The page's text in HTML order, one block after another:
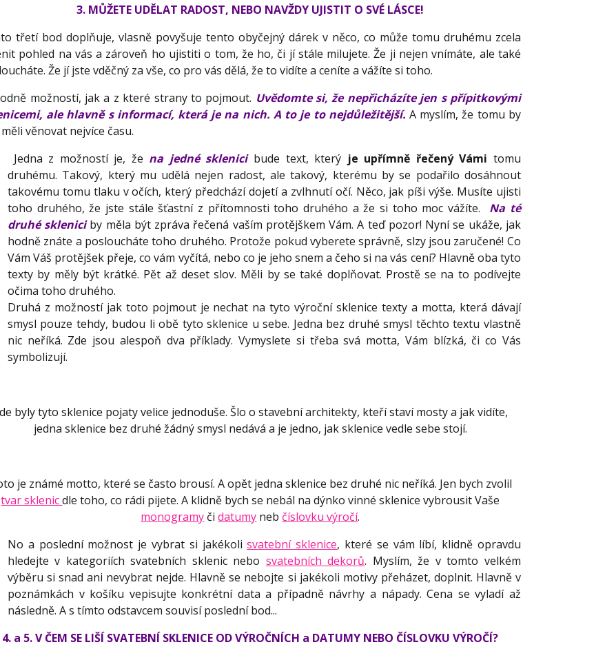
3. MŮŽETE UDĚLAT RADOST, NEBO NAVŽDY UJISTIT O SVÉ LÁSCE!
třetí bod doplňuje, vlasně povyšuje tento obyčejný dárek v něco, co může tomu druhému zcela
pohled na vás a zároveň ho ujistiti o tom, že ho, či jí stále milujete. Že ji nejen vnímáte, ale také
Že jí jste vděčný za vše, co pro vás dělá, že to vidíte a ceníte a vážíte si toho.
možností, jak a z které strany to pojmout. Uvědomte si, že nepřicházíte jen s přípitkovými
ale hlavně s informací, která je na nich. A to je to nejdůležitější. A myslím, že tomu by
věnovat nejvíce času.
Jedna z možností je, že na jedné sklenicibude text, který je upřímně řečený Vámi tomu
druhému. Takový, který mu udělá nejen radost, ale takový, kterému by se podařilo dosáhnout
takovému tomu tlaku v očích, který předchází dojetí a zvlhnutí očí. Něco, jak píši výše. Musíte ujisti
toho druhého, že jste stále šťastní z přítomnosti toho druhého a že si toho moc vážíte. Na té
druhé skleniciby měla být zpráva řečená vaším protějškem Vám. A teď pozor! Nyní se ukáže, jak
hodně znáte a posloucháte toho druhého. Protože pokud vyberete správně, slzy jsou zaručené! Co
Vám Váš protějšek přeje, co vám vyčítá, nebo co je jeho snem a čeho si na vás cení? Hlavně oba tyto
texty by měly být krátké. Pět až deset slov. Měli by se také doplňovat. Prostě se na to podívejte
očima toho druhého.
Druhá z možností jak toto pojmout je nechat na tyto výroční sklenice texty a motta, která dávají
smysl pouze tehdy, budou li obě tyto sklenice u sebe. Jedna bez druhé smysl těchto textu vlastně
nic neříká. Zde jsou alespoň dva příklady. Vymyslete si třeba svá motta, Vám blízká, či co Vás
symbolizují.
byly tyto sklenice pojaty velice jednoduše. Šlo o stavební architekty, kteří staví mosty a jak vidíte,
jedna sklenice bez druhé žádný smysl nedává a je jedno, jak sklenice vedle sebe stojí.
je známé motto, které se často brousí. A opět jedna sklenice bez druhé nic neříká. Jen bych zvolil
tvar sklenicdle toho, co rádi pijete. A klidně bych se nebál na dýnko vinné sklenice vybrousit Vaše
monogramy čidatumy neb číslovku výročí.
No a poslední možnost je vybrat si jakékolisvatební sklenice, které se vám líbí, klidně opravdu
hledejte v kategoriích svatebních sklenic nebo svatebních dekorů. Myslím, že v tomto velkém
výběru si snad ani nevybrat nejde. Hlavně se nebojte si jakékoli motivy přeházet, doplnit. Hlavně v
poznámkách v košíku vepisujte konkrétní data a případně návrhy a nápady. Cena se vyladí až
následně. A s tímto odstavcem souvisí poslední bod...
4. a 5.V ČEM SE LIŠÍ SVATEBNÍ SKLENICE OD VÝROČNÍCH a DATUMY NEBO ČÍSLOVKU VÝROČÍ?